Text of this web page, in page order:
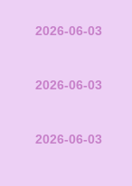
2026-06-03
2026-06-03
2026-06-03